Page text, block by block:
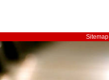
Sitemap